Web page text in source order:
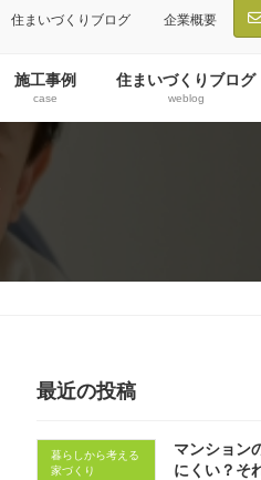
住まいづくりブログ 企業概要
施工事例
case
住まいづくりブログ
weblog
最近の投稿
暮らしから考える
家づくり
マンション
にくい？そ